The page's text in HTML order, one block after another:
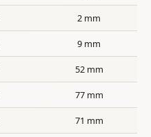
2 mm
9 mm
52 mm
77 mm
71 mm